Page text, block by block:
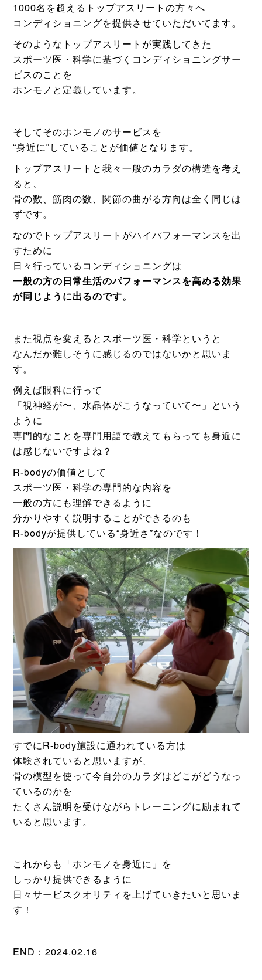
1000名を超えるトップアスリートの方々へ
コンディショニングを提供させていただいてます。
そのようなトップアスリートが実践してきた
スポーツ医・科学に基づくコンディショニングサー
ビスのことを
ホンモノと定義しています。
そしてそのホンモノのサービスを
“身近に”していることが価値となります。
トップアスリートと我々一般のカラダの構造を考え
ると、
骨の数、筋肉の数、関節の曲がる方向は全く同じは
ずです。
なのでトップアスリートがハイパフォーマンスを出
すために
日々行っているコンディショニングは
一般の方の日常生活のパフォーマンスを高める効果
が同じように出るのです。
また視点を変えるとスポーツ医・科学というと
なんだか難しそうに感じるのではないかと思いま
す。
例えば眼科に行って
「視神経が〜、水晶体がこうなっていて〜」という
ように
専門的なことを専門用語で教えてもらっても身近に
は感じないですよね？
R-bodyの価値として
スポーツ医・科学の専門的な内容を
一般の方にも理解できるように
分かりやすく説明することができるのも
R-bodyが提供している“身近さ”なのです！
すでにR-body施設に通われている方は
体験されていると思いますが、
骨の模型を使って今自分のカラダはどこがどうなっ
ているのかを
たくさん説明を受けながらトレーニングに励まれて
いると思います。
これからも「ホンモノを身近に」を
しっかり提供できるように
日々サービスクオリティを上げていきたいと思いま
す！
END：2024.02.16